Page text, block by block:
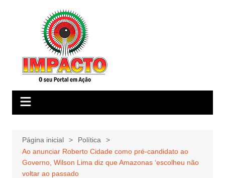
Página inicial
Política
Ao anunciar Roberto Cidade como pré-candidato ao
Governo, Wilson Lima diz que Amazonas ‘escolheu não
voltar ao passado